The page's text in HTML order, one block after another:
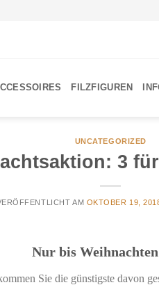
FILZFIGUREN
UNCATEGORIZED
3
AM OKTOBER 19,
Nur bis
Sie die günstigste davon